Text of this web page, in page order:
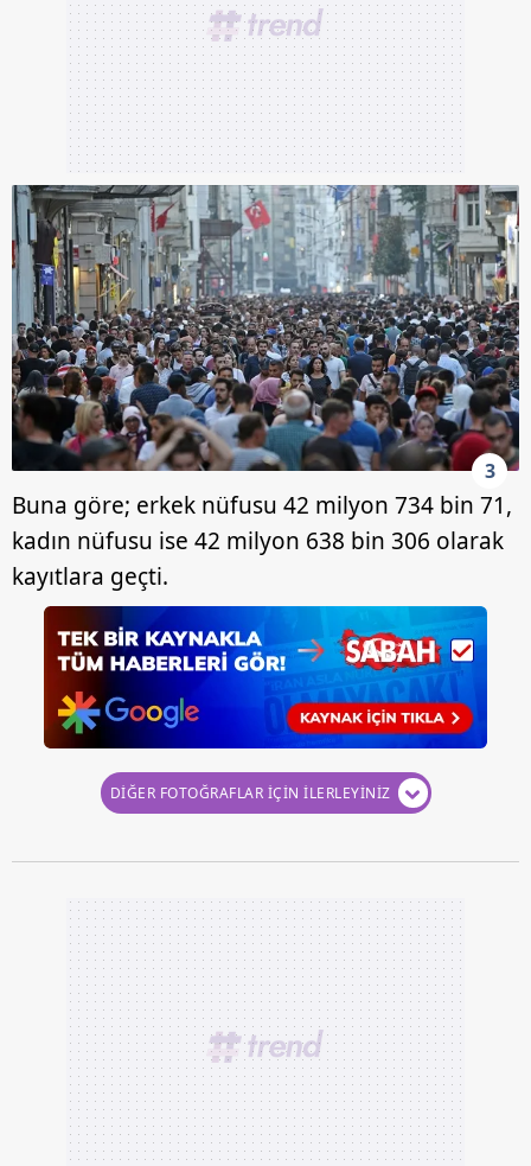
3
Buna göre; erkek nüfusu 42 milyon 734 bin 71,
kadın nüfusu ise 42 milyon 638 bin 306 olarak
kayıtlara geçti.
DİĞER FOTOĞRAFLAR İÇİN İLERLEYİNİZ